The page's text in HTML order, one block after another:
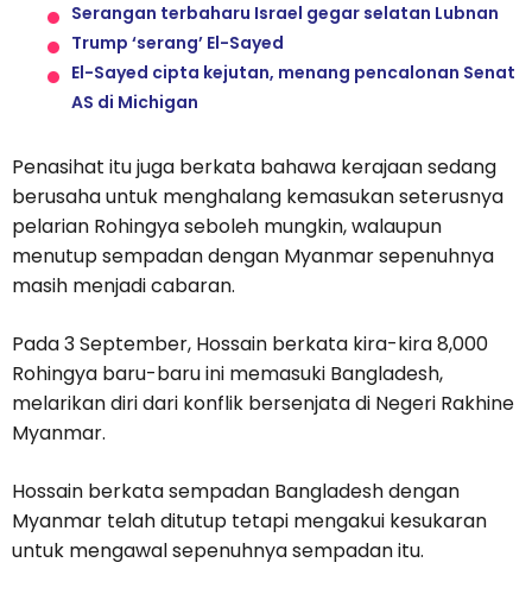
Serangan terbaharu Israel gegar selatan Lubnan
Trump ‘serang’ El-Sayed
El-Sayed cipta kejutan, menang pencalonan Senat
AS di Michigan
Penasihat itu juga berkata bahawa kerajaan sedang
berusaha untuk menghalang kemasukan seterusnya
pelarian Rohingya seboleh mungkin, walaupun
menutup sempadan dengan Myanmar sepenuhnya
masih menjadi cabaran.
Pada 3 September, Hossain berkata kira-kira 8,000
Rohingya baru-baru ini memasuki Bangladesh,
melarikan diri dari konflik bersenjata di Negeri Rakhine
Myanmar.
Hossain berkata sempadan Bangladesh dengan
Myanmar telah ditutup tetapi mengakui kesukaran
untuk mengawal sepenuhnya sempadan itu.